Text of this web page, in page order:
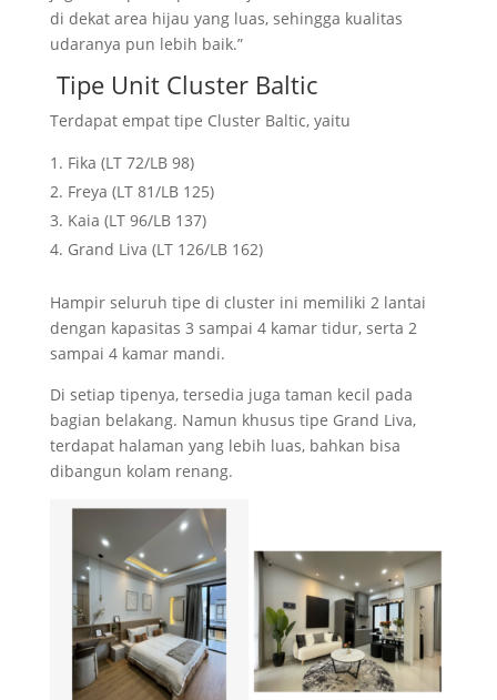
di dekat area hijau yang luas, sehingga kualitas
udaranya pun lebih baik.”
Tipe Unit Cluster Baltic
Terdapat empat tipe Cluster Baltic, yaitu
Fika (LT 72/LB 98)
Freya (LT 81/LB 125)
Kaia (LT 96/LB 137)
Grand Liva (LT 126/LB 162)
Hampir seluruh tipe di cluster ini memiliki 2 lantai
dengan kapasitas 3 sampai 4 kamar tidur, serta 2
sampai 4 kamar mandi.
Di setiap tipenya, tersedia juga taman kecil pada
bagian belakang. Namun khusus tipe Grand Liva,
terdapat halaman yang lebih luas, bahkan bisa
dibangun kolam renang.